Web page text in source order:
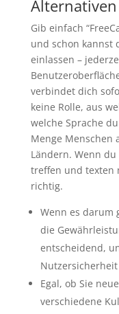
Alternativen
Gib einfach
und schon kannst
einlassen –
verbindet dich
keine Rolle, aus
welche Sprache
Menge Menschen
Ländern. Wenn
treffen und texten
richtig.
Wenn es darum
die
entscheidend,
Egal, ob Sie
verschiedene